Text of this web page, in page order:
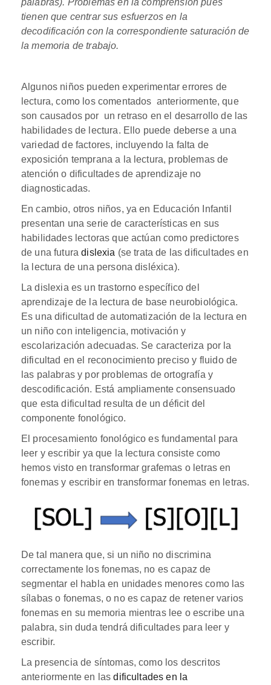
tienen que centrar sus esfuerzos en la
decodificación con la correspondiente saturación de
la memoria de trabajo.
Algunos niños pueden experimentar errores de
lectura, como los comentados anteriormente, que
son causados por un retraso en el desarrollo de las
habilidades de lectura. Ello puede deberse a una
variedad de factores, incluyendo la falta de
exposición temprana a la lectura, problemas de
atención o dificultades de aprendizaje no
diagnosticadas.
En cambio, otros niños, ya en Educación Infantil
presentan una serie de características en sus
habilidades lectoras que actúan como predictores
de una futuradislexia (se trata de las dificultades en
la lectura de una persona disléxica).
La dislexia es un trastorno específico del
aprendizaje de la lectura de base neurobiológica.
Es una dificultad de automatización de la lectura en
un niño con inteligencia, motivación y
escolarización adecuadas. Se caracteriza por la
dificultad en el reconocimiento preciso y fluido de
las palabras y por problemas de ortografía y
descodificación. Está ampliamente consensuado
que esta dificultad resulta de un déficit del
componente fonológico.
El procesamiento fonológico es fundamental para
leer y escribir ya que la lectura consiste como
hemos visto en transformar grafemas o letras en
fonemas y escribir en transformar fonemas en letras.
De tal manera que, si un niño no discrimina
correctamente los fonemas, no es capaz de
segmentar el habla en unidades menores como las
sílabas o fonemas, o no es capaz de retener varios
fonemas en su memoria mientras lee o escribe una
palabra, sin duda tendrá dificultades para leer y
escribir.
La presencia de síntomas, como los descritos
anteriormente en lasdificultades en la